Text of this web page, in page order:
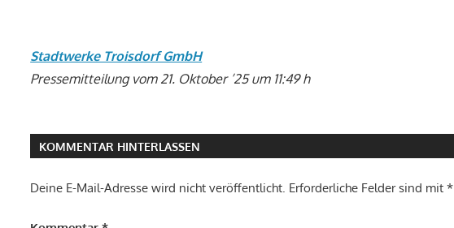
Stadtwerke Troisdorf GmbH
Pressemitteilung vom 21. Oktober ’25 um 11:49 h
KOMMENTAR HINTERLASSEN
Deine E-Mail-Adresse wird nicht veröffentlicht. Erforderliche Felder sind mit*